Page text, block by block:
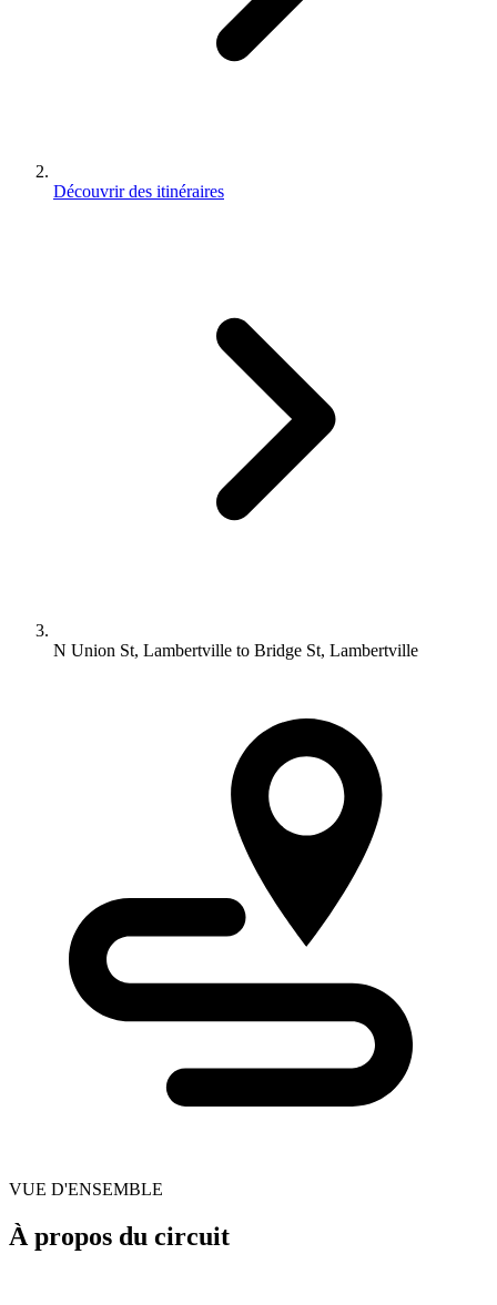
Découvrir des itinéraires
N Union St, Lambertville to Bridge St, Lambertville
VUE D'ENSEMBLE
À propos du circuit